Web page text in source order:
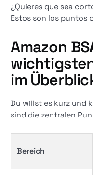
¿Quieres que sea
Estos son los puntos
Amazon
im
Du willst es kurz und
sind die zentralen
Bereich